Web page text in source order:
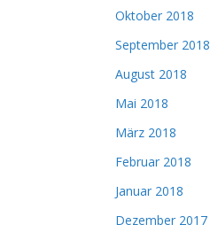
Oktober 2018
September 2018
August 2018
Mai 2018
März 2018
Februar 2018
Januar 2018
Dezember 2017